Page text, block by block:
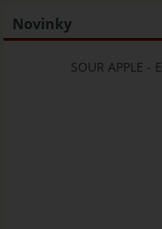
Novinky
SOUR APPLE -